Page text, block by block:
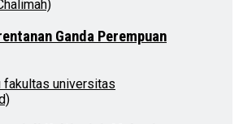
Ganda Perempuan